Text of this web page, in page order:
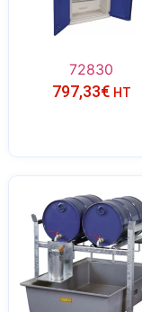
72830
797,33€ HT